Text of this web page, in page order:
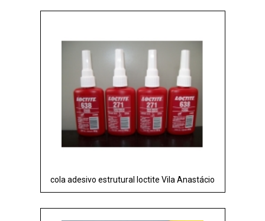
cola adesivo estrutural loctite Vila Anastácio